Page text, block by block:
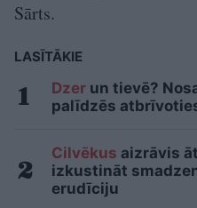
Sārts.
LASĪTĀKIE
Dzer un tievē?
palīdzēs
Cilvēkus aizrāvis
izkustināt
erudīciju